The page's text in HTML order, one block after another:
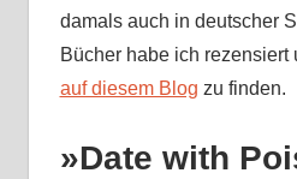
damals auch in deutscher
Bücher habe ich rezensiert
auf diesem Blog zu finden.
»Date with